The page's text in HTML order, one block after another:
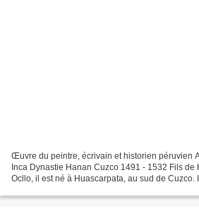
Œuvre du peintre, écrivain et historien péruvien
Inca Dynastie Hanan Cuzco 1491 - 1532 Fils de
Ocllo, il est né à Huascarpata, au sud de Cuzco.